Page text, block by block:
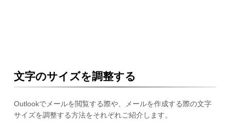
文字のサイズを調整する
Outlookでメールを閲覧する際や、メールを作成する際の文字
サイズを調整する方法をそれぞれご紹介します。